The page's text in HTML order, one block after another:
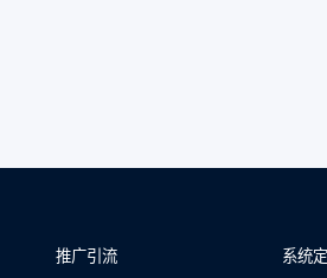
推广引流 系统